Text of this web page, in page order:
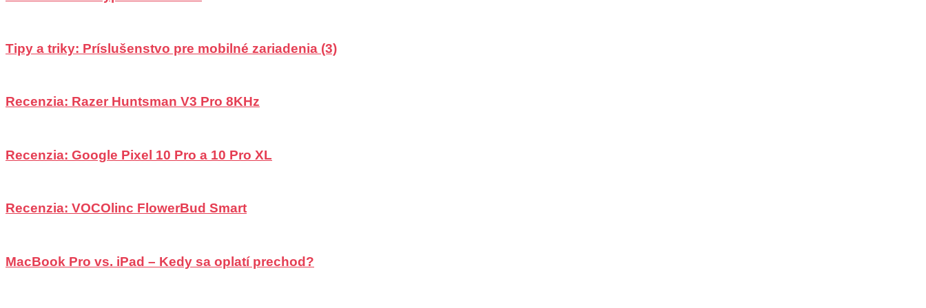
Tipy a triky: Príslušenstvo pre mobilné zariadenia (3)
Recenzia: Razer Huntsman V3 Pro 8KHz
Recenzia: Google Pixel 10 Pro a 10 Pro XL
Recenzia: VOCOlinc FlowerBud Smart
MacBook Pro vs. iPad – Kedy sa oplatí prechod?